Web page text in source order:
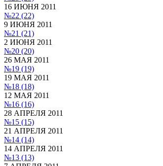
16 ИЮНЯ 2011
№22 (22)
9 ИЮНЯ 2011
№21 (21)
2 ИЮНЯ 2011
№20 (20)
26 МАЯ 2011
№19 (19)
19 МАЯ 2011
№18 (18)
12 МАЯ 2011
№16 (16)
28 АПРЕЛЯ 2011
№15 (15)
21 АПРЕЛЯ 2011
№14 (14)
14 АПРЕЛЯ 2011
№13 (13)